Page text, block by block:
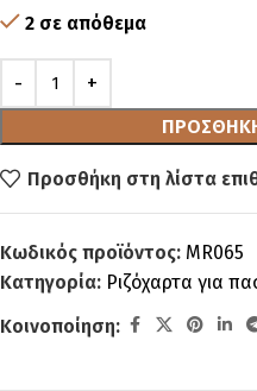
2 σε απόθεμα
Προσθήκη στη λίστα
Κωδικός προϊόντος: MR065
Κατηγορία: Ριζόχαρτα για
Κοινοποίηση: